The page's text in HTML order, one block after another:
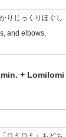
りじっくりほぐし
and elbows,
min. + Lomilomi